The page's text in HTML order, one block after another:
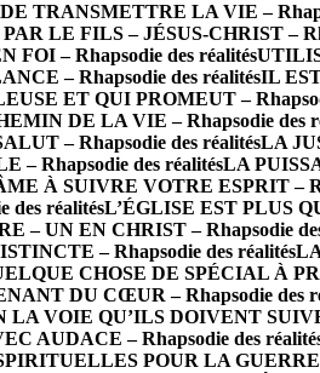
TRANSMETTRE LA VIE –
LE FILS – JÉSUS-CHRIST –
FOI – Rhapsodie des réalités
– Rhapsodie des réalitésIL
ET QUI PROMEUT –
DE LA VIE – Rhapsodie des
– Rhapsodie des réalitésLA
– Rhapsodie des réalitésLA
À SUIVRE VOTRE ESPRIT –
des réalitésL’ÉGLISE EST PLUS
– UN EN CHRIST – Rhapsodie
– Rhapsodie des réalités
CHOSE DE SPÉCIAL À
DU CŒUR – Rhapsodie des
VOIE QU’ILS DOIVENT
AUDACE – Rhapsodie des
POUR LA